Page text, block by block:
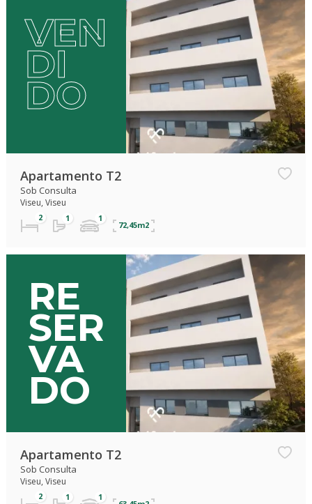
VEN
DI
DO
Apartamento T2
Sob Consulta
Viseu, Viseu
72,45m2
RE
SER
VA
DO
Apartamento T2
Sob Consulta
Viseu, Viseu